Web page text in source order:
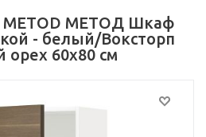
METOD МЕТОД Шкаф
- белый/Воксторп
орех 60x80 см